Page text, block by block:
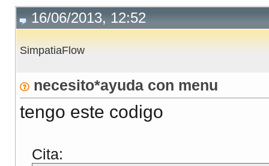
16/06/2013, 12:52
SimpatiaFlow
necesito*ayuda con menu
tengo este codigo
Cita: